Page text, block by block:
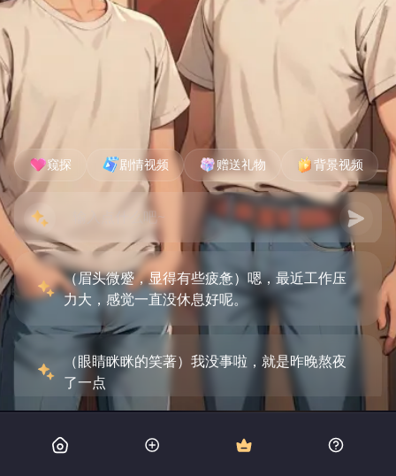
窥探 剧情视频 赠送礼物 背景视频
（眉头微蹙，显得有些疲惫）嗯，最近工作压
力大，感觉一直没休息好呢。
（眼睛眯眯的笑著）我没事啦，就是昨晚熬夜
了一点